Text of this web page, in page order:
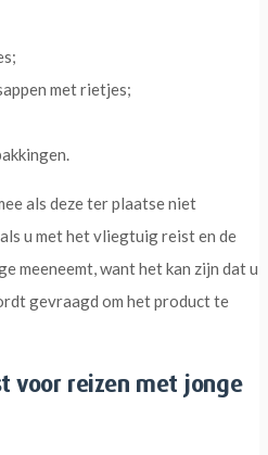
met rietjes;
als deze ter plaatse niet
u met het vliegtuig reist en de
meeneemt, want het kan zijn dat u
gevraagd om het product te
voor reizen met jonge